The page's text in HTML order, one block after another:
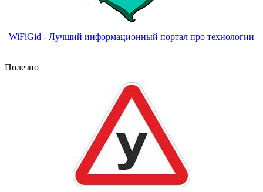
WiFiGid - Лучший информационный портал про технологии
Полезно